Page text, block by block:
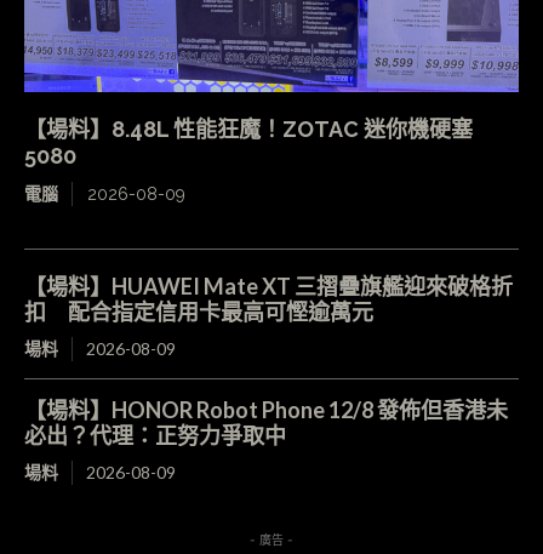
【場料】8.48L 性能狂魔！ZOTAC 迷你機硬塞
5080
電腦 2026-08-09
【場料】HUAWEI Mate XT 三摺疊旗艦迎來破格折
扣 配合指定信用卡最高可慳逾萬元
場料 2026-08-09
【場料】HONOR Robot Phone 12/8 發佈但香港未
必出？代理：正努力爭取中
場料 2026-08-09
- 廣告 -